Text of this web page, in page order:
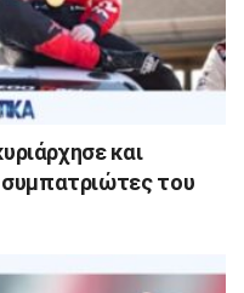
και
του